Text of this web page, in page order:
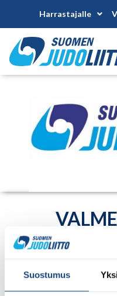
Suostumus
Harrastajalle